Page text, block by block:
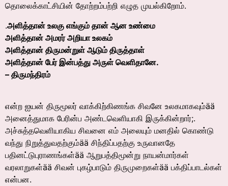
தொலைக்காட்சியின் தோற்றம்பற்றி எழுத முயல்கிறோம்.
.அளித்தான் உலகு எங்கும் தான் ஆன உண்மை
அளித்தான் அமரர் அறியா உலகம்
அளித்தான் திருமன்றுள் ஆடும் திருத்தாள்
அளித்தான் பேர் இன்பத்து அருள் வெளிதானே.
– திருமந்திரம்
என்ற ஐயன் திருமூலர் வாக்கிற்கிணங்க சிவனே உலகமாகவும்ää
அனைத்துமாக பேரின்ப அண்டவெளியாகி இருக்கின்றார்;.
அச்சுத்தவெளியாகிய சிவனை எம் அலையும் மனதில் கொண்டு
வந்து நிறுத்துவதற்கும்ää சிந்திப்பதற்கு உருவானதே
பதினட்டுபுராணங்கள்ää ஆறுபத்திமூன்று நாயன்மார்கள்
வரலாறுகள்ää சிவன் புகழ்பாடும் திருமுறைகள்ää பக்திப்பாடல்கள்
என்பன.